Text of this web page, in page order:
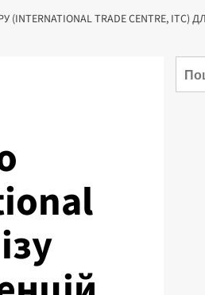
TRADE CENTRE, ITC)